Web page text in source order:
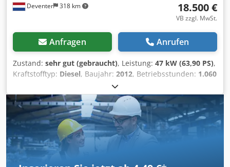
Deventer 318 km 18.500 €
VB zzgl. MwSt.
Anfragen Anrufen
Zustand: sehr gut (gebraucht), Leistung: 47 kW (63,90 PS),
Kraftstofftyp: Diesel, Baujahr: 2012, Betriebsstunden: 1.060
, = Weitere Optionen und Zubehör = - 2 Pedale Steuerung
- Geschlossene Kabine = Anmerkungen = CASE 121E Serie
3 – Baujahr 2012 – 1.060 Betriebsstunden CASE 121E Serie
3 Radlader, Baujahr 2012. Die Maschine befindet sich in
gutem Zustand und hat nur 1.060 Betriebsstunden.
Crodpfozrd Uasx Andef Die Maschine befindet sich sowohl
technisch als auch optisch in gutem Zustand. Sie eignet